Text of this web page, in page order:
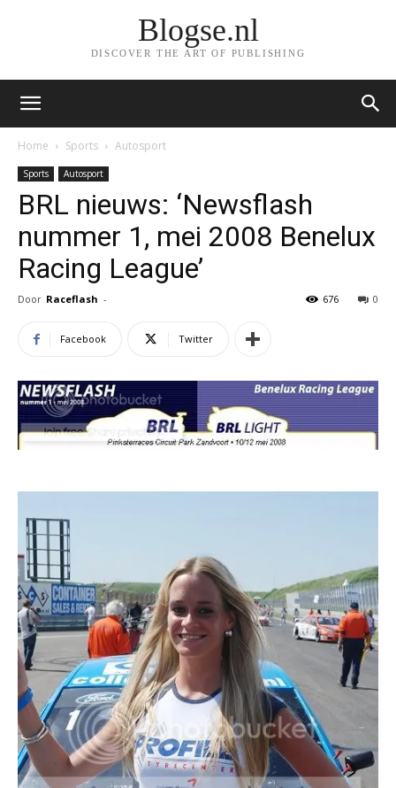
Blogse.nl
DISCOVER THE ART OF PUBLISHING
Home Sports Autosport
Sports Autosport
BRL nieuws: ‘Newsflash
nummer 1, mei 2008 Benelux
Racing League’
Door Raceflash - 0
676
Facebook Twitter